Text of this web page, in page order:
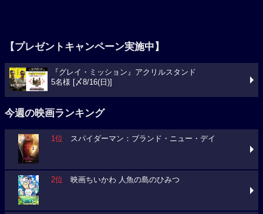
【プレゼントキャンペーン実施中】
『グレイ・ミッション』アクリルスタンド
5名様 [〆8/16(日)]
今週の映画ランキング
1位 スパイダーマン：ブランド・ニュー・デイ
2位 映画ちいかわ 人魚の島のひみつ